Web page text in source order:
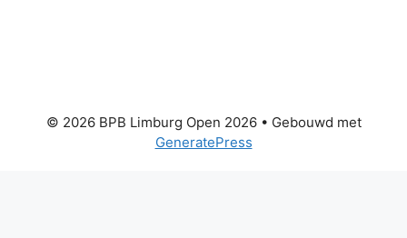
© 2026 BPB Limburg Open 2026• Gebouwd met
GeneratePress